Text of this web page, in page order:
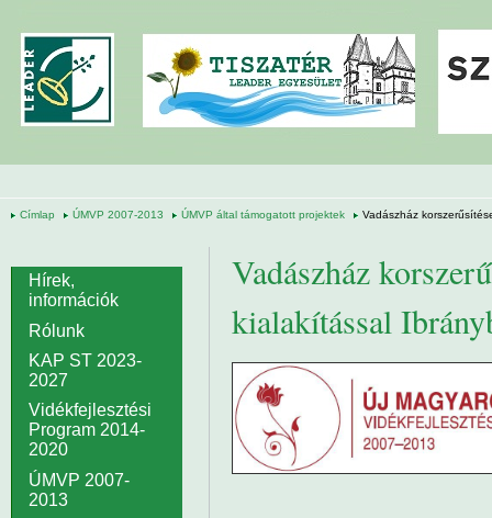
Címlap ÚMVP 2007-2013 ÚMVP által támogatott projektek Vadászház
Vadászház
kialakítással
Hírek,
információk
Rólunk
KAP ST 2023-
2027
Vidékfejlesztési
Program 2014-
2020
ÚMVP 2007-
2013